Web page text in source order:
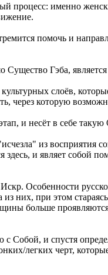
процесс: именно
помочь и
Гэба,
слоёв,
через которую
и несёт в себе
из восприятия
здесь, и являет собой
Особенности
них, при этом
больше
Собой, и спустя
легких черт,